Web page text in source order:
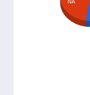
NA